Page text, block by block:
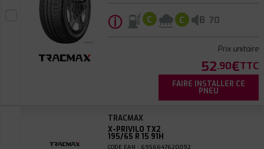
ⓘ C C B 70
Prix unitaire
52.90€TTC
FAIRE INSTALLER CE
PNEU
TRACMAX
X-PRIVILO TX2
195/65 R 15 91H
CODE EAN : 6956647620092